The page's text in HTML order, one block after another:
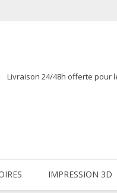
Livraison 24/48h offerte pour
IMPRESSION 3D